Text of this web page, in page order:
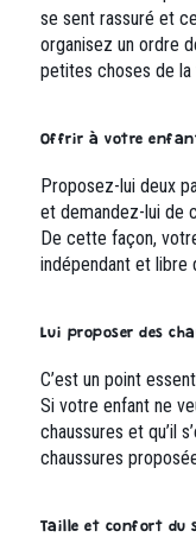
se sent rassuré et
organisez un ordre
petites choses de la
Offrir à votre enfant
Proposez-lui deux
et demandez-lui de
De cette façon,
indépendant et libre
Lui proposer des
C’est un point
Si votre enfant ne
chaussures et qu’il
chaussures
Taille et confort du